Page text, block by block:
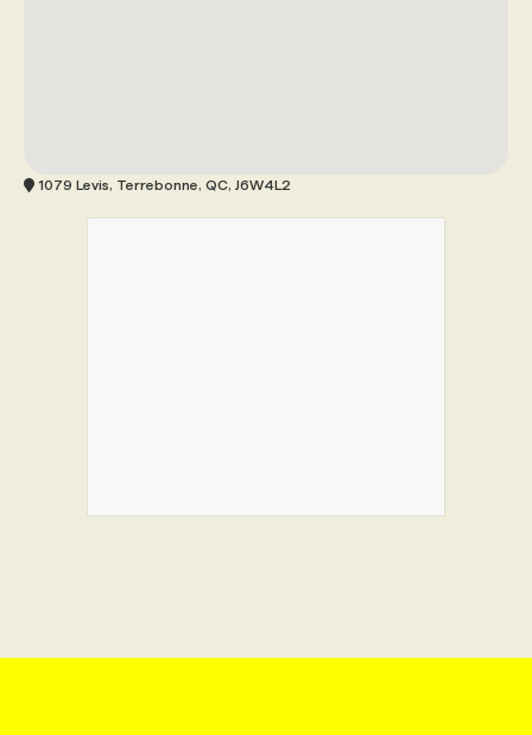
1079 Levis, Terrebonne, QC, J6W4L2